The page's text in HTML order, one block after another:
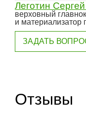
Леготин
верховный
и материализатор
ЗАДАТЬ
Отзывы